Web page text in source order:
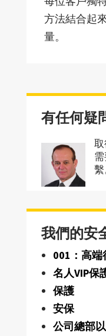
方法結合起
量。
有任何疑
繫
我們的安
001：高
名人VIP保
保護
安保
公司總部